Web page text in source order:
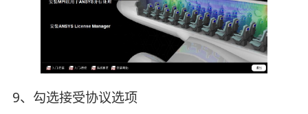
9、勾选接受协议选项